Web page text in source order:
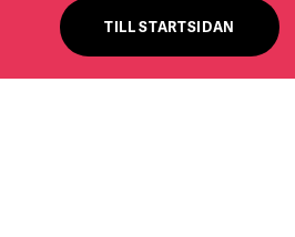
TILL STARTSIDAN